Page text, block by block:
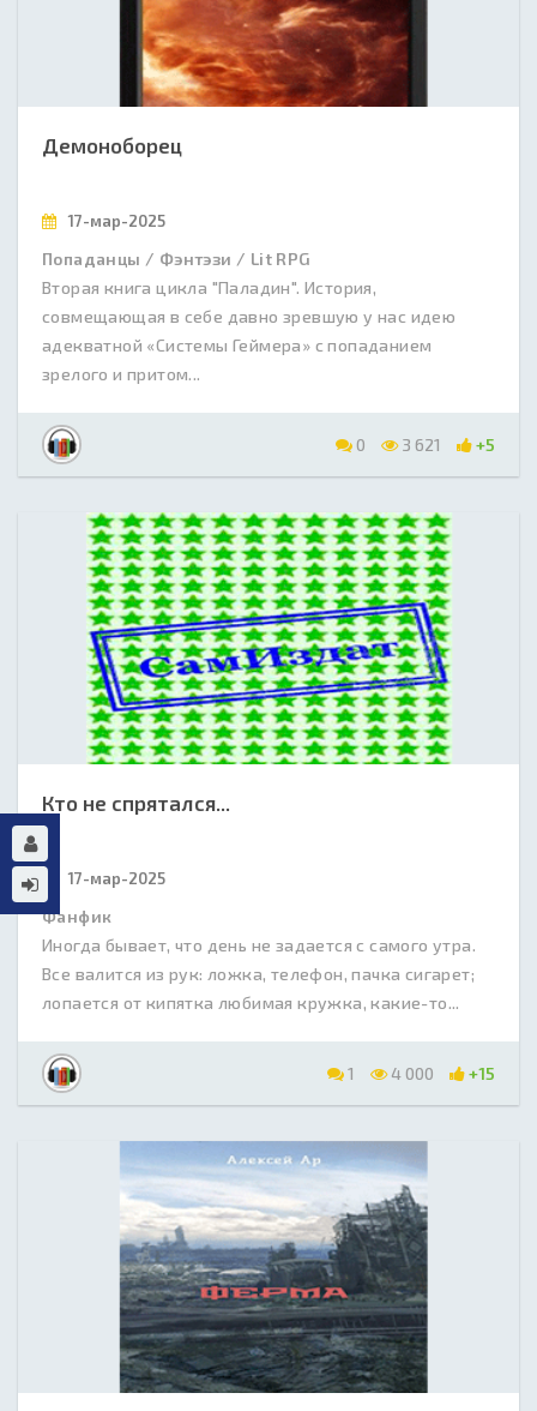
Демоноборец
17-мар-2025
Попаданцы / Фэнтэзи / Lit RPG
Вторая книга цикла "Паладин". История,
совмещающая в себе давно зревшую у нас идею
адекватной «Системы Геймера» с попаданием
зрелого и притом...
0 3 621 +5
Кто не спрятался...
17-мар-2025
Фанфик
Иногда бывает, что день не задается с самого утра.
Все валится из рук: ложка, телефон, пачка сигарет;
лопается от кипятка любимая кружка, какие-то...
1 4 000 +15